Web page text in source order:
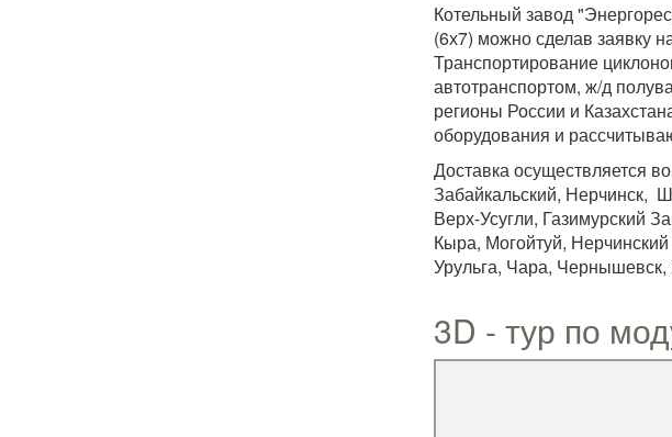
Котельный завод
(6х7) можно сделав заявку
Транспортирование
автотранспортом, ж/д
регионы России и
оборудования и
Доставка осуществляется
Забайкальский, Нерчинск,
Верх-Усугли, Газимурский
Кыра, Могойтуй,
Урульга, Чара,
3D - тур по